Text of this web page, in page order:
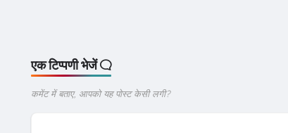
एक टिप्पणी भेजें
कमेंट में बताए, आपको यह पोस्ट केसी लगी?